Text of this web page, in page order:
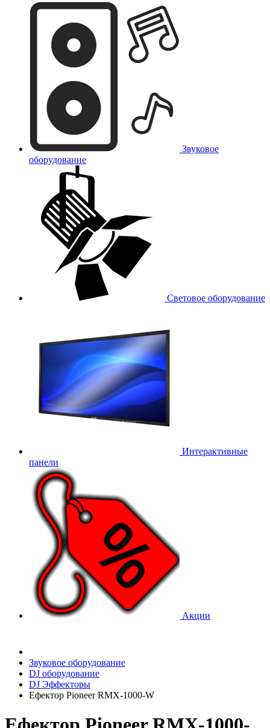
Звуковое
оборудование
Световое оборудование
Интерактивные
панели
Акции
Звуковое оборудование
DJ оборудование
DJ Эффекторы
Ефектор Pioneer RMX-1000-W